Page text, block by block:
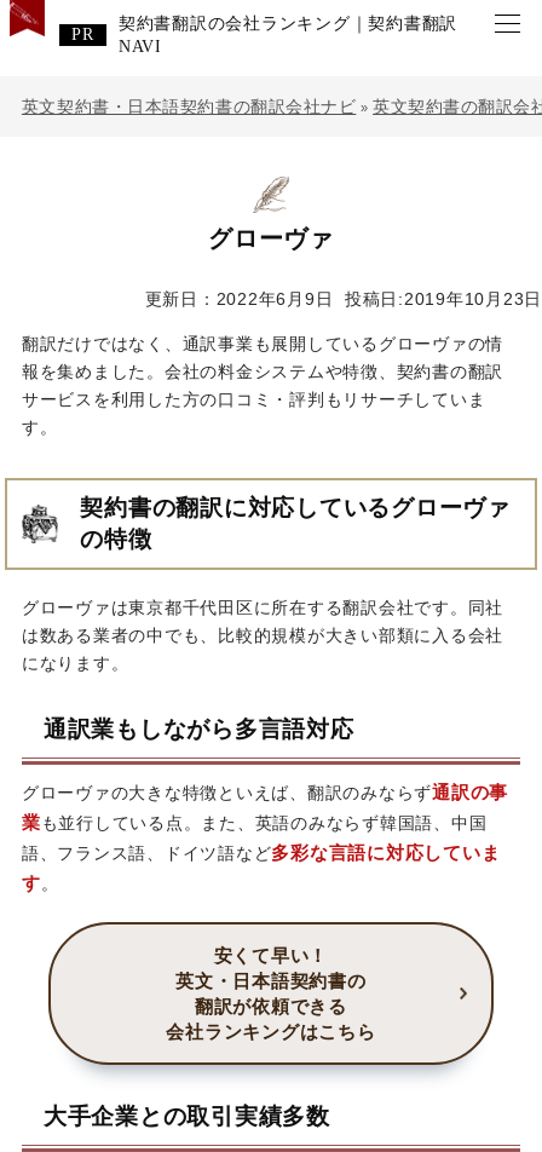
契約書翻訳の会社ランキング｜契約書翻訳
NAVI
英文契約書・日本語契約書の翻訳会社ナビ »英文契約書の翻訳会
グローヴァ
更新日：2022年6月9日 投稿日:2019年10月23日
翻訳だけではなく、通訳事業も展開しているグローヴァの情
報を集めました。会社の料金システムや特徴、契約書の翻訳
サービスを利用した方の口コミ・評判もリサーチしていま
す。
契約書の翻訳に対応しているグローヴァ
の特徴
グローヴァは東京都千代田区に所在する翻訳会社です。同社
は数ある業者の中でも、比較的規模が大きい部類に入る会社
になります。
通訳業もしながら多言語対応
グローヴァの大きな特徴といえば、翻訳のみならず通訳の事
業も並行している点。また、英語のみならず韓国語、中国
語、フランス語、ドイツ語など多彩な言語に対応していま
す。
安くて早い！
英文・日本語契約書の
翻訳が依頼できる
会社ランキングはこちら
大手企業との取引実績多数